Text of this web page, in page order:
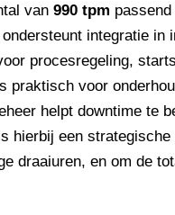
van 990 tpm
integratie in
procesregeling,
praktisch voor
helpt downtime te
hierbij een
draaiuren, en om de